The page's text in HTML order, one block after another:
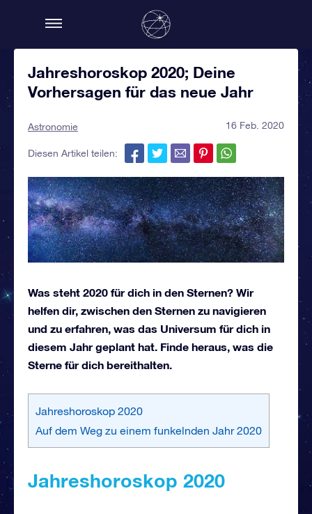
Jahreshoroskop 2020; Deine
Vorhersagen für das neue Jahr
Astronomie 16 Feb. 2020
Diesen Artikel teilen:
Was steht 2020 für dich in den Sternen? Wir
helfen dir, zwischen den Sternen zu navigieren
und zu erfahren, was das Universum für dich in
diesem Jahr geplant hat. Finde heraus, was die
Sterne für dich bereithalten.
Jahreshoroskop 2020
Auf dem Weg zu einem funkelnden Jahr 2020
Jahreshoroskop 2020